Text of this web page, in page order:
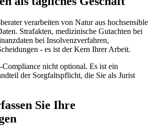
verarbeiten von Natur aus hochsensible
Strafakten, medizinische Gutachten bei
bei Insolvenzverfahren,
- es ist der Kern Ihrer Arbeit.
nicht optional. Es ist ein
der Sorgfaltspflicht, die Sie als Jurist
Sie Ihre